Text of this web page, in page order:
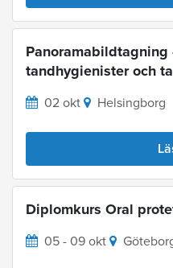
tandhygienister och
02 okt Helsingborg
Diplomkurs Oral
05 - 09 okt